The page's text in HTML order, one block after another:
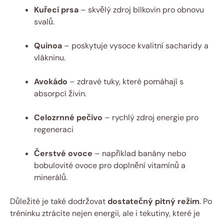
Kuřecí prsa – skvělý zdroj bílkovin pro obnovu
svalů.
Quinoa – poskytuje vysoce kvalitní sacharidy a
vlákninu.
Avokádo – zdravé tuky, které pomáhají s
absorpcí živin.
Celozrnné pečivo – rychlý zdroj energie pro
regeneraci
Čerstvé ovoce – například banány nebo
bobulovité ovoce pro doplnění vitamínů a
minerálů.
Důležité je také dodržovatdostatečný pitný režim. Po
tréninku ztrácíte nejen energii, ale i tekutiny, které je